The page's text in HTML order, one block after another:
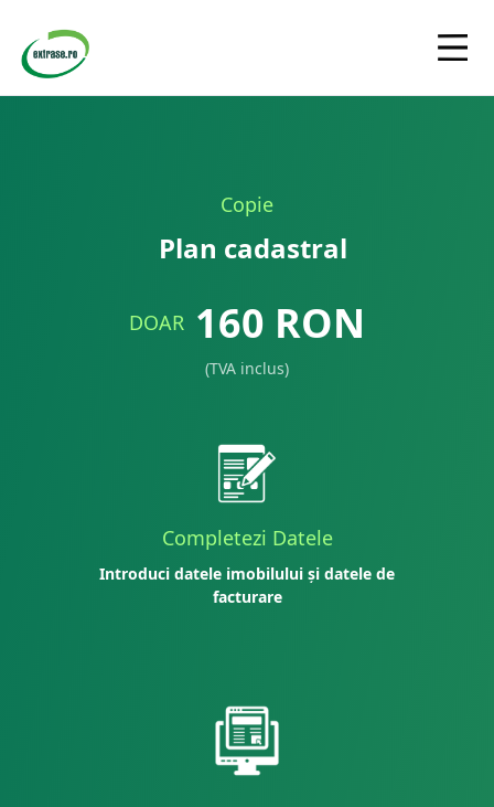
Copie
Plan cadastral
DOAR 160 RON
(TVA inclus)
Completezi Datele
Introduci datele imobilului și datele de
facturare